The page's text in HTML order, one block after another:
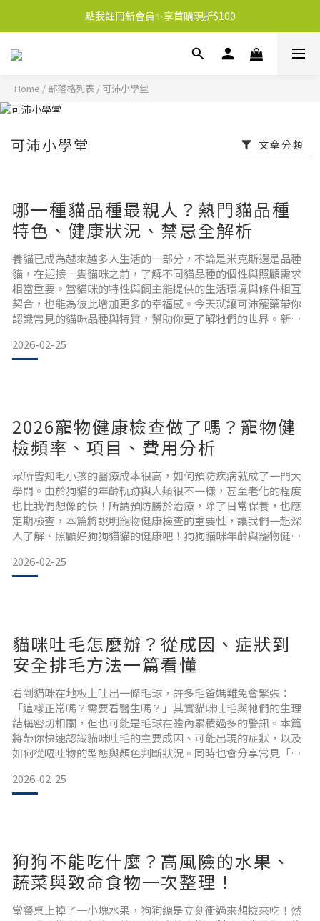
點我註冊新會員✨享首購現折$100
Home / 部落格列表 / 可沛小學堂
可沛小學堂 文章分類
哪一種貓品種最親人？熱門貓品種
特色、健康狀況、禁忌全解析
養貓已成為越來越多人生活的一部分，不論是米克斯還是品種
貓，在迎接一隻貓咪之前，了解不同貓品種的個性與照顧需求
相當重要。當貓咪的特性與飼主能提供的生活環境與條件相互
契合，也能為彼此增加更多的幸福感。今天就讓可沛寵藥帶你
認識常見的貓咪品種與特質，幫助你更了解牠們的世界。新手
咪：1.米克斯（Mixed Breed）為各種血統混合而成，花色多樣
（如：虎斑、橘貓、賓士貓、三花、玳瑁等）。每隻個體的個
2026-02-25
2026寵物健康檢查做了嗎？寵物健
檢頻率、項目、費用分析
眾所皆知毛小孩的醫療成本很高，如何預防疾病就成了一門大
學問。由於狗貓的年齡軌跡與人類很不一樣，甚至老化的程度
也比我們想像的快！所謂預防勝於治療，除了日常保養，也應
定期檢查，本篇將說明寵物健康檢查的重要性，讓我們一起深
入了解、照顧好狗狗貓貓的健康吧！狗狗貓咪年齡與寵物健康
齡軌跡與生命週期吧！從生理年齡來看，毛孩每過1年，就相當
於人類至少5年。而當毛孩進入老年（7～10歲後），身體變化
2026-02-25
貓咪吐毛怎麼辦？從成因、症狀到
安全排毛方法一篇看懂
看到貓咪在地板上吐出一條毛球，許多毛爸媽難免會緊張：
「這樣正常嗎？需要看醫生嗎？」其實貓咪吐毛與牠們的生理
結構密切相關，但也可能是毛球在體內累積過多的警訊。本篇
將帶你快速認識貓咪吐毛的主要成因、可能出現的症狀，以及
如何從嘔吐物的型態與顏色判斷狀況。同時也會分享常見「貓
在第一時間就能做出正確判斷，讓貓咪的日常照護更輕鬆、也
更安心。為什麼貓咪會吐毛？從生理結構看毛球症成因貓咪舌
2026-02-25
狗狗不能吃什麼？高風險的水果、
蔬菜與致命食物一次整理！
當餐桌上掉了一小塊水果，狗狗總是立刻衝過來想撿來吃！然